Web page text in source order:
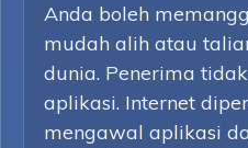
Anda boleh
mudah alih atau
dunia. Penerima
aplikasi. Internet
mengawal aplikasi